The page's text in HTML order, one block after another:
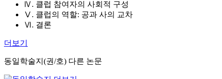
Ⅳ. 클럽 참여자의 사회적 구성
Ⅴ. 클럽의 역할: 공과 사의 교차
Ⅵ. 결론
더보기
동일학술지(권/호) 다른 논문